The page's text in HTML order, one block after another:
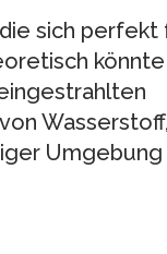
sich perfekt
könnte
Wasserstoff,
Umgebung